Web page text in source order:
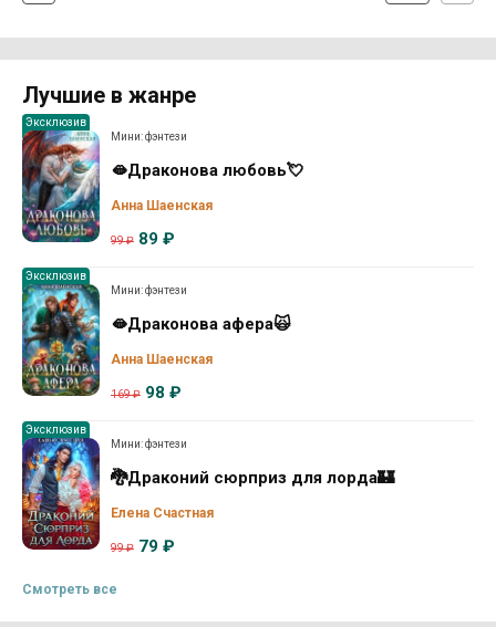
Лучшие в жанре
Эксклюзив
Мини: фэнтези
🫦Драконова любовь💘
Анна Шаенская
99 ₽ 89 ₽
Эксклюзив
Мини: фэнтези
🫦Драконова афера🙀
Анна Шаенская
169 ₽ 98 ₽
Эксклюзив
Мини: фэнтези
🐉Драконий сюрприз для лорда🏰
Елена Счастная
99 ₽ 79 ₽
Смотреть все